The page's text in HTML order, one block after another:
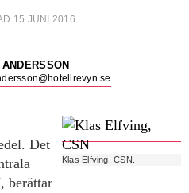
15 JUNI 2016
Klas Elfving, CSN.
Det
berättar